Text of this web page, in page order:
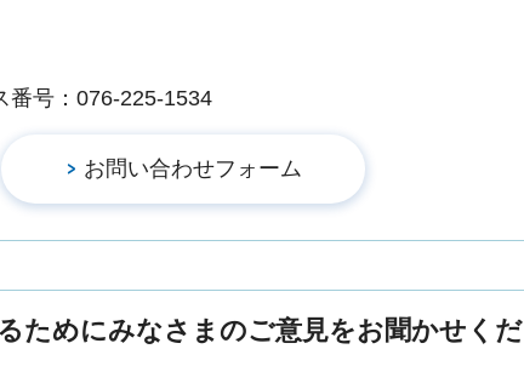
番号：076-225-1534
ためにみなさまのご意見をお聞かせく